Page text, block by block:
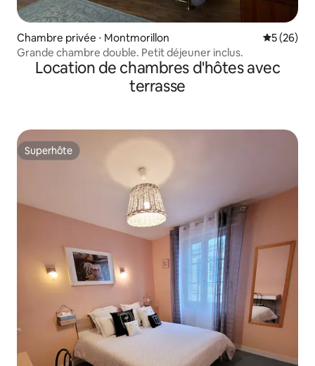
Chambre privée ⋅ Montmorillon
5 (26)
Grande chambre double. Petit déjeuner inclus.
Location de chambres d'hôtes avec
terrasse
Superhôte
Superhôte